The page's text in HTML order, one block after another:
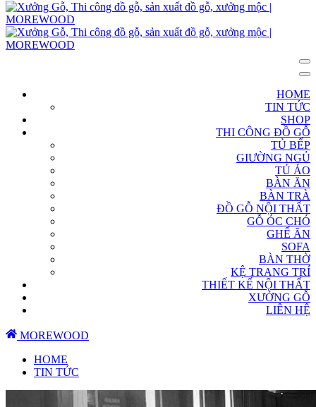
HOME
TIN TỨC
SHOP
THI CÔNG ĐỒ GỖ
TỦ BẾP
GIƯỜNG NGỦ
TỦ ÁO
BÀN ĂN
BÀN TRÀ
ĐỒ GỖ NỘI THẤT
GỖ ÓC CHÓ
GHẾ ĂN
SOFA
BÀN THỜ
KỆ TRANG TRÍ
THIẾT KẾ NỘI THẤT
XƯỞNG GỖ
LIÊN HỆ
MOREWOOD
HOME
TIN TỨC